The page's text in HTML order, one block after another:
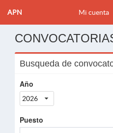
APN Mi cuenta
Busqueda de
Año
2026
Puesto